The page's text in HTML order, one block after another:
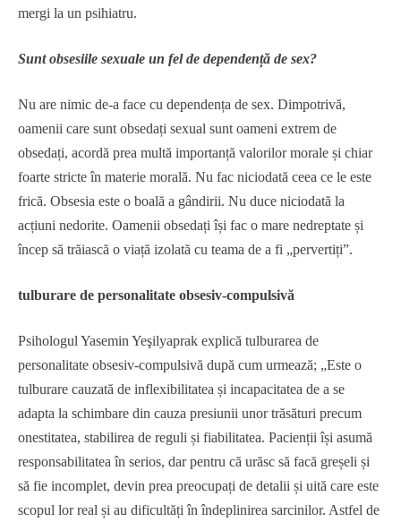
mergi la un psihiatru.
Sunt obsesiile sexuale un fel de dependență de sex?
Nu are nimic de-a face cu dependența de sex. Dimpotrivă,
oamenii care sunt obsedați sexual sunt oameni extrem de
obsedați, acordă prea multă importanță valorilor morale și chiar
foarte stricte în materie morală. Nu fac niciodată ceea ce le este
frică. Obsesia este o boală a gândirii. Nu duce niciodată la
acțiuni nedorite. Oamenii obsedați își fac o mare nedreptate și
încep să trăiască o viață izolată cu teama de a fi „pervertiți”.
tulburare de personalitate obsesiv-compulsivă
Psihologul Yasemin Yeşilyaprak explică tulburarea de
personalitate obsesiv-compulsivă după cum urmează; „Este o
tulburare cauzată de inflexibilitatea și incapacitatea de a se
adapta la schimbare din cauza presiunii unor trăsături precum
onestitatea, stabilirea de reguli și fiabilitatea. Pacienții își asumă
responsabilitatea în serios, dar pentru că urăsc să facă greșeli și
să fie incomplet, devin prea preocupați de detalii și uită care este
scopul lor real și au dificultăți în îndeplinirea sarcinilor. Astfel de